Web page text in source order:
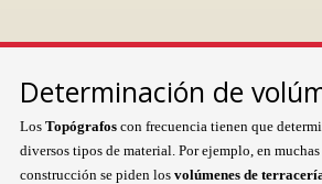
Determinación de
Los Topógrafoscon frecuencia tienen que
diversos tipos de material. Por ejemplo, en
construcción se piden los volúmenes de